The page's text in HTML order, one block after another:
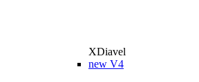
XDiavel
new V4